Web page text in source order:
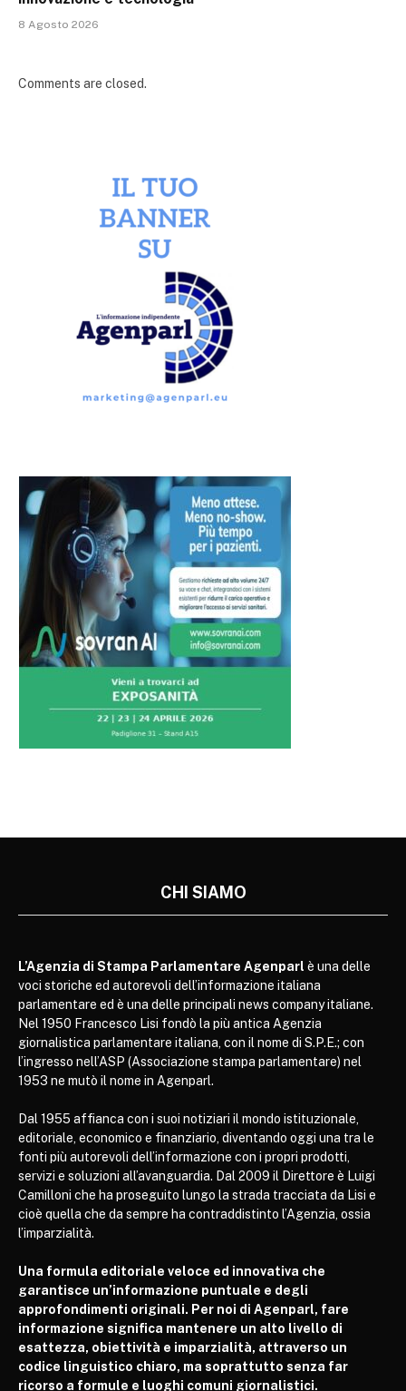
8 Agosto 2026
Comments are closed.
CHI SIAMO
L’Agenzia di Stampa Parlamentare Agenparl è una delle
voci storiche ed autorevoli dell’informazione italiana
parlamentare ed è una delle principali news company italiane.
Nel 1950 Francesco Lisi fondò la più antica Agenzia
giornalistica parlamentare italiana, con il nome di S.P.E.; con
l’ingresso nell’ASP (Associazione stampa parlamentare) nel
1953 ne mutò il nome in Agenparl.
Dal 1955 affianca con i suoi notiziari il mondo istituzionale,
editoriale, economico e finanziario, diventando oggi una tra le
fonti più autorevoli dell’informazione con i propri prodotti,
servizi e soluzioni all’avanguardia. Dal 2009 il Direttore è Luigi
Camilloni che ha proseguito lungo la strada tracciata da Lisi e
cioè quella che da sempre ha contraddistinto l’Agenzia, ossia
l’imparzialità.
Una formula editoriale veloce ed innovativa che
garantisce un’informazione puntuale e degli
approfondimenti originali. Per noi di Agenparl, fare
informazione significa mantenere un alto livello di
esattezza, obiettività e imparzialità, attraverso un
codice linguistico chiaro, ma soprattutto senza far
ricorso a formule e luoghi comuni giornalistici.